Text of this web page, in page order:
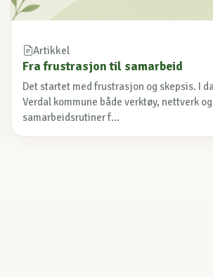
Artikkel
Fra frustrasjon til samarbeid
Det startet med frustrasjon og skepsis. I
Verdal kommune både verktøy, nettverk
samarbeidsrutiner f...